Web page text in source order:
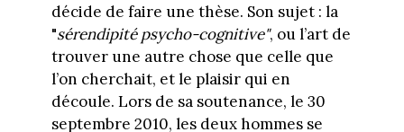
décide de faire une thèse. Son sujet : la
"sérendipité psycho-cognitive", ou l’art de
trouver une autre chose que celle que
l’on cherchait, et le plaisir qui en
découle. Lors de sa soutenance, le 30
septembre 2010, les deux hommes se